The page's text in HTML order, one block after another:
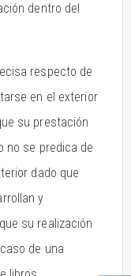
dentro del
respecto de
en el exterior
su prestación
no se predica de
dado que
y
su realización
de una